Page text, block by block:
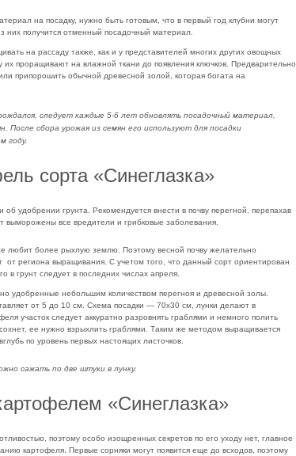
на посадку, нужно быть готовым, что в первый год клубни могут
получится отменный посадочный материал.
на рассаду также, как и у представителей многих других овощных
их проращивают на влажной ткани до появления ключков. Предварительно
припорошить обычной древесной золой, которая богата на
следует каждые 5-6 лет обновлять посадочный материал,
После сбора урожая из семян его используют для посадки
году.
сорта «Синеглазка»
удобрении грунта. Рекомендуется внести в почву перегной, перепахав
выморожены все вредители и грибковые заболевания.
любит более рыхлую землю. Поэтому весной почву желательно
от региона выращивания. С учетом того, что данный сорт ориентирован
грунт следует в последних числах апреля.
удобренные небольшим количеством перегноя и древесной золы.
от 5 до 10 см. Схема посадки — 70х30 см, лунки делают в
участок следует аккуратно разровнять граблями и немного полить
ее нужно взрыхлить граблями. Таким же методом выращивается
по уровень первых настоящих листочков.
сажать по две штуки в лунку.
«Синеглазка»
поэтому особо изощренных секретов по его уходу нет, главное
картофеля. Первые сорняки могут появится еще до всходов, поэтому